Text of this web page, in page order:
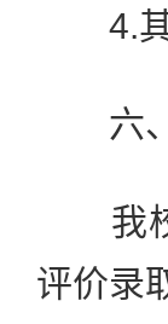
4.其
六、
我校
评价录